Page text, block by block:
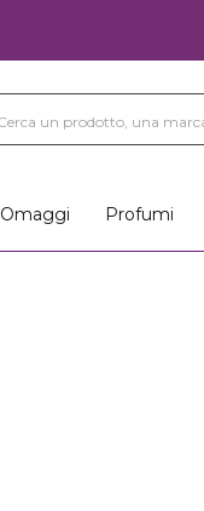
Omaggi Profumi